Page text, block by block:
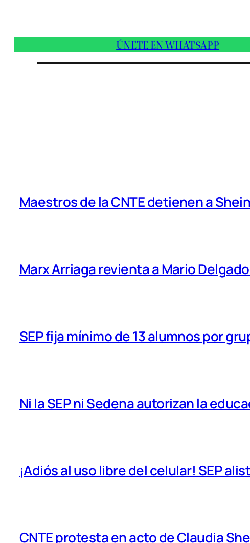
ÚNETE EN WHATSAPP
Maestros de la CNTE detienen a
Marx Arriaga revienta a Mario
SEP fija mínimo de 13 alumnos por
Ni la SEP ni Sedena autorizan la
¡Adiós al uso libre del celular! SEP
CNTE protesta en acto de Claudia